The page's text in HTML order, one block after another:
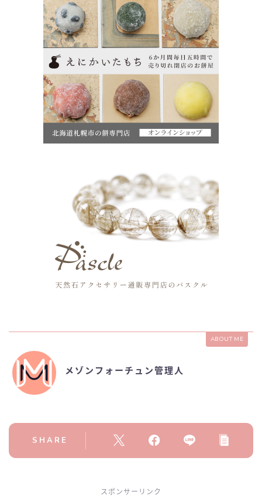
ABOUT ME
メゾンフォーチュン管理人
SHARE
スポンサーリンク